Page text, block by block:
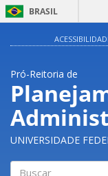
BRASIL
Pró-Reitoria de
UNIVERSIDADE